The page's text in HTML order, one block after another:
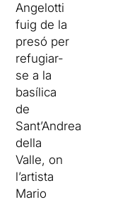
Angelotti
fuig de la
presó per
refugiar-
se a la
basílica
de
Sant’Andrea
della
Valle, on
l’artista
Mario